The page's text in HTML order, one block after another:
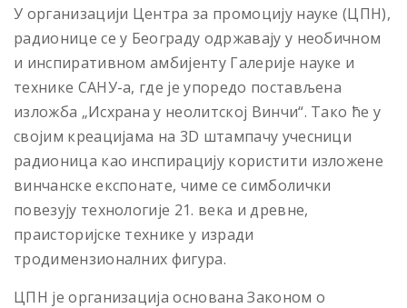
У организацији Центра за промоцију науке (ЦПН),
радионице се у Београду одржавају у необичном
и инспиративном амбијенту Галерије науке и
технике САНУ-а, где је упоредо постављена
изложба „Исхрана у неолитској Винчи“. Тако ће у
својим креацијама на 3D штампачу учесници
радионица као инспирацију користити изложене
винчанске експонате, чиме се симболички
повезују технологије 21. века и древне,
праисторијске технике у изради
тродимензионалних фигура.
ЦПН је организација основана Законом о